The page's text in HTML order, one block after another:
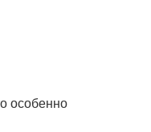
особенно